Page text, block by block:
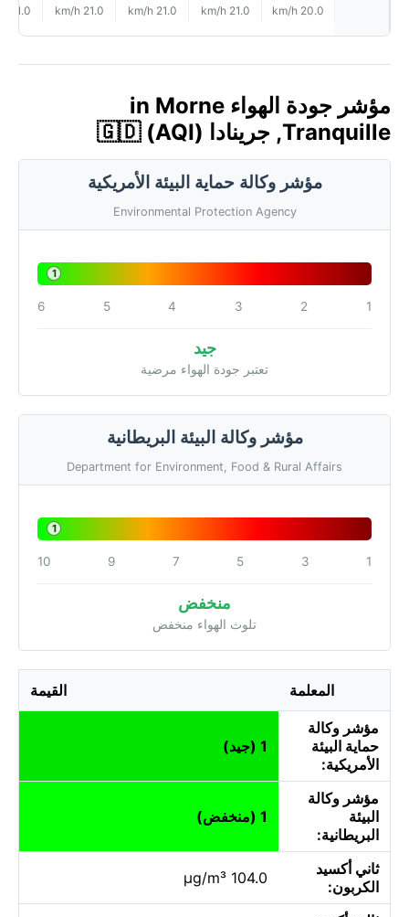
20.0 km/h
21.0 km/h
21.0 km/h
21.0 km/h
21.0 km/h
مؤشر جودة الهواء in Morne
Tranquille, جرينادا 🇬🇩 (AQI)
مؤشر وكالة حماية البيئة الأمريكية
Environmental Protection Agency
1
1
2
3
4
5
6
جيد
تعتبر جودة الهواء مرضية
مؤشر وكالة البيئة البريطانية
Department for Environment, Food & Rural Affairs
1
1
3
5
7
9
10
منخفض
تلوث الهواء منخفض
المعلمة القيمة
مؤشر وكالة
حماية البيئة
الأمريكية:
1 (جيد)
مؤشر وكالة
البيئة
البريطانية:
1 (منخفض)
ثاني أكسيد
الكربون:
104.0 µg/m³